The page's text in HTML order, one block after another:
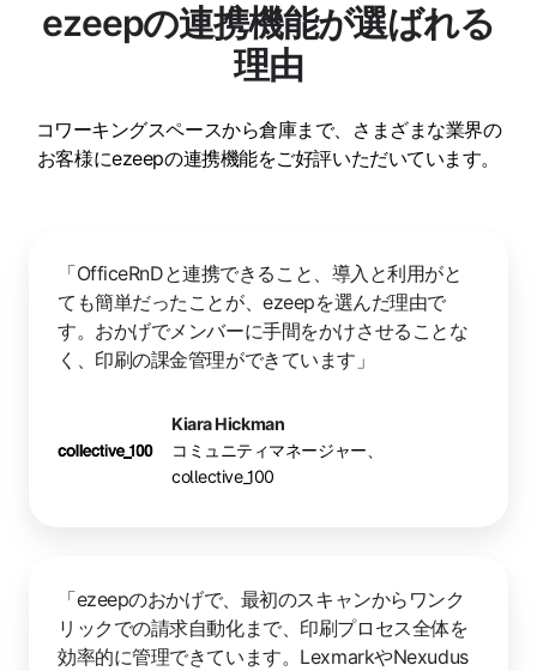
ezeepの連携機能が選ばれる
理由
コワーキングスペースから倉庫まで、さまざまな業界の
お客様にezeepの連携機能をご好評いただいています。
「OfficeRnDと連携できること、導入と利用がと
ても簡単だったことが、ezeepを選んだ理由で
す。おかげでメンバーに手間をかけさせることな
く、印刷の課金管理ができています」
Kiara Hickman
コミュニティマネージャー、
collective_100
「ezeepのおかげで、最初のスキャンからワンク
リックでの請求自動化まで、印刷プロセス全体を
効率的に管理できています。LexmarkやNexudus